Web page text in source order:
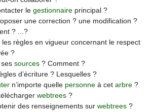
legestionnaire principal ?
une correction ? une modification ?
? ...?
les règles en vigueur concernant le respect
?
sessources ? Comment ?
d’écriture ? Lesquelles ?
n’importe quelle personne à cetarbre ?
webtrees ?
des renseignements surwebtrees ?